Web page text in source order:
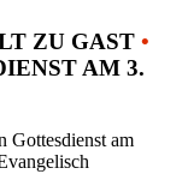
ZU GAST •
AM 3.
Gottesdienst am